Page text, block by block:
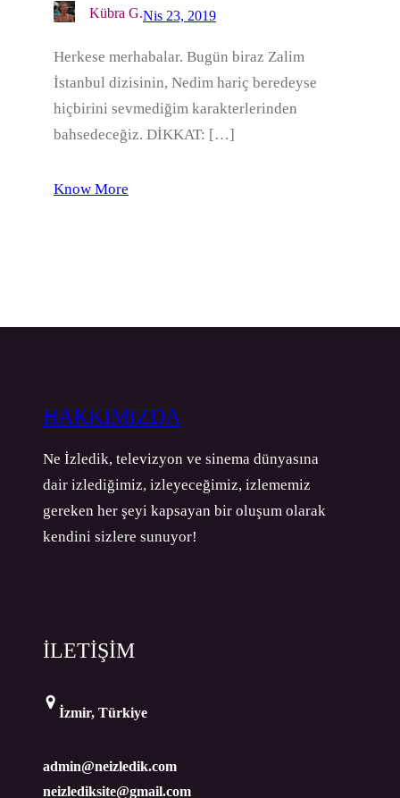
Kübra G.Nis 23, 2019
Herkese merhabalar. Bugün biraz Zalim
İstanbul dizisinin, Nedim hariç beredeyse
hiçbirini sevmediğim karakterlerinden
bahsedeceğiz. DİKKAT: […]
Know More
HAKKIMIZDA
Ne İzledik, televizyon ve sinema dünyasına
dair izlediğimiz, izleyeceğimiz, izlememiz
gereken her şeyi kapsayan bir oluşum olarak
kendini sizlere sunuyor!
İLETİŞİM
İzmir, Türkiye
admin@neizledik.com
neizlediksite@gmail.com